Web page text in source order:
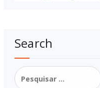
Search
Pesquisar
por: